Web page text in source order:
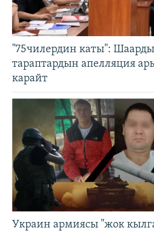
"75чилердин каты":
тараптардын апелляция
карайт
Украин армиясы "жок